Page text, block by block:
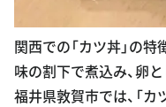
関西での「カツ丼」の
味の割下で煮込み、卵
福井県敦賀市では、「カ